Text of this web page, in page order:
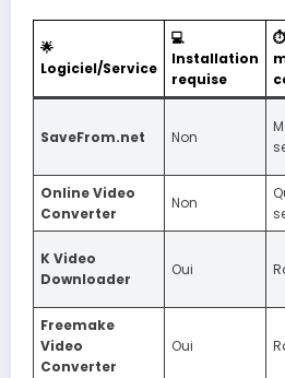
🌟
Logiciel/Service
💻
Installation
requise
SaveFrom.net Non
Online Video
Converter
Non
K Video
Downloader
Oui
Freemake
Video
Converter
Oui